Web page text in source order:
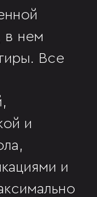
в нем
Все
и
и